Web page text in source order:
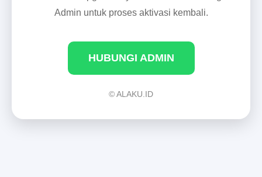
Admin untuk proses aktivasi kembali.
HUBUNGI ADMIN
© ALAKU.ID